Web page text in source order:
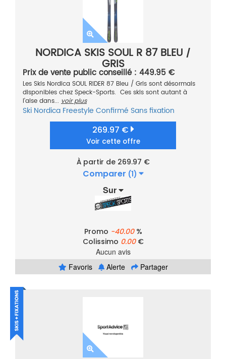
NORDICA SKIS SOUL R 87 BLEU /
GRIS
Prix de vente public conseillé : 449.95 €
Les Skis Nordica SOUL RIDER 87 Bleu / Gris sont désormais
disponibles chez Speck-Sports. Ces skis sont autant à
l'aise dans... voir plus
Ski Nordica Freestyle Confirmé Sans fixation
269.97 €
Voir cette offre
À partir de 269.97 €
Comparer (1)
Sur
Promo -40.00%
Colissimo 0.00€
Aucun avis
Favoris
Alerte Partager